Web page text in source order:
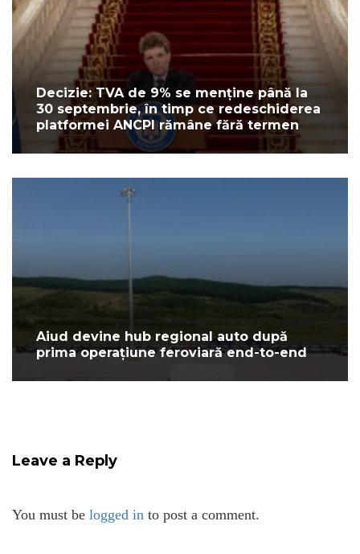
Decizie: TVA de 9% se menține până la
30 septembrie, în timp ce redeschiderea
platformei ANCPI rămâne fără termen
Aiud devine hub regional auto după
prima operațiune feroviară end-to-end
Leave a Reply
You must be logged in to post a comment.